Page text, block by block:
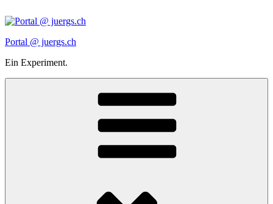
Inhalt
Portal @ juergs.ch
Ein Experiment.